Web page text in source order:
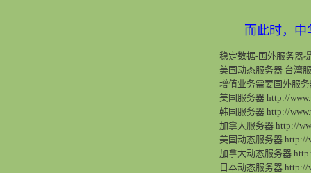
而此时，中华
稳定数据-国外服务器
美国动态服务器 台湾
增值业务需要国外服
美国服务器 http://
韩国服务器 http://
加拿大服务器 http://
美国动态服务器 http://
加拿大动态服务器
日本动态服务器 http://